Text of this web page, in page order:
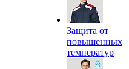
Защита от
повышенных
температур